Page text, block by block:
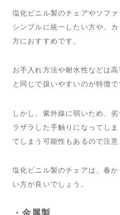
塩化ビニル製のチェアやソフ
シンプルに統一したい方や、
方におすすめです。
お手入れ方法や耐水性などは
と同じで扱いやすいのが特徴で
しかし、紫外線に弱いため、
ラザラした手触りになってし
てしまう可能性もあるので注意
塩化ビニル製のチェアは、春
い方が良いでしょう。
・金属製